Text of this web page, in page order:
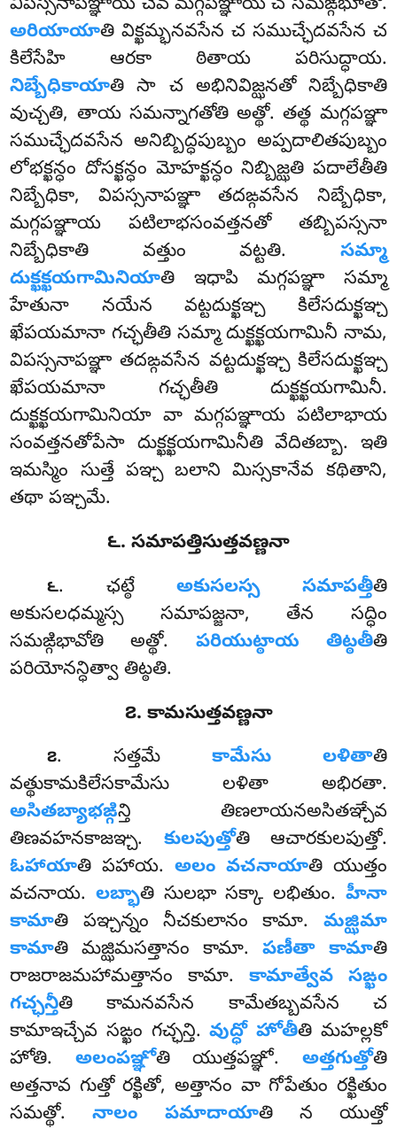
విపస్సనాపఞ్ఞాయ చేవ మగ్గపఞ్ఞాయ చ సమఙ్గిభూతో.
అరియాయాతి విక్ఖమ్భనవసేన చ సముచ్ఛేదవసేన చ
కిలేసేహి ఆరకా ఠితాయ పరిసుద్ధాయ.
నిబ్బేధికాయాతి సా చ అభినివిజ్ఝనతో నిబ్బేధికాతి
వుచ్చతి, తాయ సమన్నాగతోతి అత్థో. తత్థ మగ్గపఞ్ఞా
సముచ్ఛేదవసేన అనిబ్బిద్ధపుబ్బం అప్పదాలితపుబ్బం
లోభక్ఖన్ధం దోసక్ఖన్ధం మోహక్ఖన్ధం నిబ్బిజ్ఝతి పదాలేతీతి
నిబ్బేధికా, విపస్సనాపఞ్ఞా తదఙ్గవసేన నిబ్బేధికా,
మగ్గపఞ్ఞాయ పటిలాభసంవత్తనతో తబ్బిపస్సనా
నిబ్బేధికాతి వత్తుం వట్టతి. సమ్మా
దుక్ఖక్ఖయగామినియాతి ఇధాపి మగ్గపఞ్ఞా సమ్మా
హేతునా నయేన వట్టదుక్ఖఞ్చ కిలేసదుక్ఖఞ్చ
ఖేపయమానా గచ్ఛతీతి సమ్మా దుక్ఖక్ఖయగామినీ నామ,
విపస్సనాపఞ్ఞా తదఙ్గవసేన వట్టదుక్ఖఞ్చ కిలేసదుక్ఖఞ్చ
ఖేపయమానా గచ్ఛతీతి దుక్ఖక్ఖయగామినీ.
దుక్ఖక్ఖయగామినియా వా మగ్గపఞ్ఞాయ పటిలాభాయ
సంవత్తనతోపేసా దుక్ఖక్ఖయగామినీతి వేదితబ్బా. ఇతి
ఇమస్మిం సుత్తే పఞ్చ బలాని మిస్సకానేవ కథితాని,
తథా పఞ్చమే.
౬. సమాపత్తిసుత్తవణ్ణనా
౬. ఛట్ఠేఅకుసలస్స సమాపత్తీతి
అకుసలధమ్మస్స సమాపజ్జనా, తేన సద్ధిం
సమఙ్గిభావోతి అత్థో. పరియుట్ఠాయ తిట్ఠతీతి
పరియోనన్ధిత్వా తిట్ఠతి.
౭. కామసుత్తవణ్ణనా
౭. సత్తమే కామేసు లళితాతి
వత్థుకామకిలేసకామేసు లళితా అభిరతా.
అసితబ్యాభఙ్గిన్తి తిణలాయనఅసితఞ్చేవ
తిణవహనకాజఞ్చ. కులపుత్తోతి ఆచారకులపుత్తో.
ఓహాయాతి పహాయ. అలం వచనాయాతి యుత్తం
వచనాయ. లబ్భాతి సులభా సక్కా లభితుం. హీనా
కామాతి పఞ్చన్నం నీచకులానం కామా. మజ్ఝిమా
కామాతి మజ్ఝిమసత్తానం కామా. పణీతా కామాతి
రాజరాజమహామత్తానం కామా. కామాత్వేవ సఙ్ఖం
గచ్ఛన్తీతి కామనవసేన కామేతబ్బవసేన చ
కామాఇచ్చేవ సఙ్ఖం గచ్ఛన్తి.వుద్ధో హోతీతి మహల్లకో
హోతి. అలంపఞ్ఞోతి యుత్తపఞ్ఞో. అత్తగుత్తోతి
అత్తనావ గుత్తో రక్ఖితో, అత్తానం వా గోపేతుం రక్ఖితుం
సమత్థో.నాలం పమాదాయాతి న యుత్తో